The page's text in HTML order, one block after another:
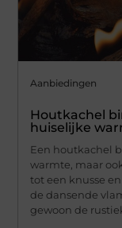
Aanbiedingen
Houtkachel
huiselijke
Een houtkachel
warmte, maar
tot een knusse
de dansende
gewoon de